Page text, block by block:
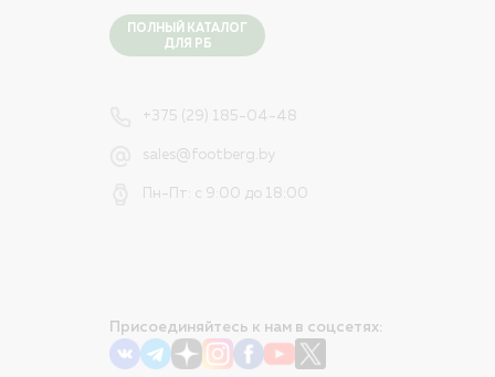
ПОЛНЫЙ КАТАЛОГ
ДЛЯ РБ
+375 (29) 185-04-48
sales@footberg.by
Пн-Пт: с 9:00 до 18:00
Присоединяйтесь к нам в соцсетях: